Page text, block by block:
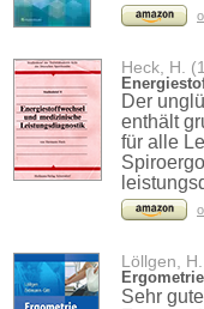
Heck, H.
Der
enthält
für alle
Löllgen,
Sehr